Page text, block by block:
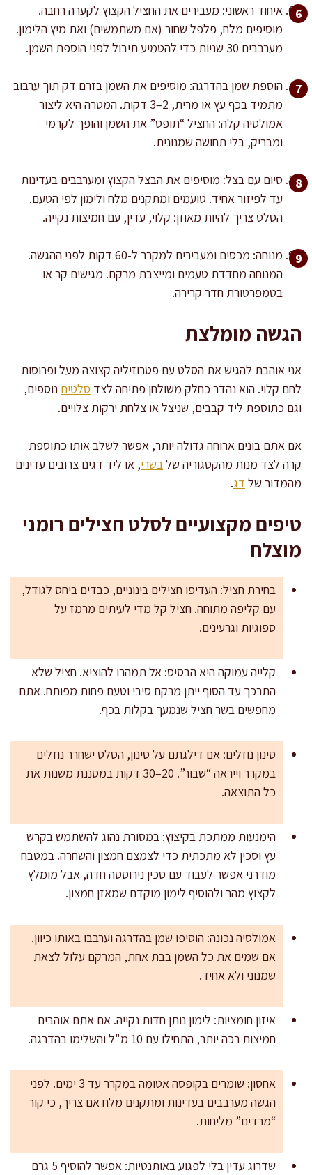
איחוד ראשוני: מעבירים את החציל הקצוץ לקערה רחבה.
מוסיפים מלח, פלפל שחור (אם משתמשים) ואת מיץ הלימון.
מערבבים 30 שניות כדי להטמיע תיבול לפני הוספת השמן.
הוספת שמן בהדרגה: מוסיפים את השמן בזרם דק תוך ערבוב
מתמיד בכף עץ או מרית, 2–3 דקות. המטרה היא ליצור
אמולסיה קלה: החציל “תופס” את השמן והופך לקרמי
ומבריק, בלי תחושה שמנונית.
סיום עם בצל: מוסיפים את הבצל הקצוץ ומערבבים בעדינות
עד לפיזור אחיד. טועמים ומתקנים מלח ולימון לפי הטעם.
הסלט צריך להיות מאוזן: קלוי, עדין, עם חמיצות נקייה.
מנוחה: מכסים ומעבירים למקרר ל-60 דקות לפני ההגשה.
המנוחה מחדדת טעמים ומייצבת מרקם. מגישים קר או
בטמפרטורת חדר קרירה.
הגשה מומלצת
אני אוהבת להגיש את הסלט עם פטרוזיליה קצוצה מעל ופרוסות
לחם קלוי. הוא נהדר כחלק משולחן פתיחה לצד סלטים נוספים,
וגם כתוספת ליד קבבים, שניצל או צלחת ירקות צלויים.
אם אתם בונים ארוחה גדולה יותר, אפשר לשלב אותו כתוספת
קרה לצד מנות מהקטגוריה שלבשרי, או ליד דגים צרובים עדינים
מהמדור של דג.
טיפים מקצועיים לסלט חצילים רומני
מוצלח
בחירת חציל: העדיפו חצילים בינוניים, כבדים ביחס לגודל,
עם קליפה מתוחה. חציל קל מדי לעיתים מרמז על
ספוגיות וגרעינים.
קלייה עמוקה היא הבסיס: אל תמהרו להוציא. חציל שלא
התרכך עד הסוף ייתן מרקם סיבי וטעם פחות מפותח. אתם
מחפשים בשר חציל שנמעך בקלות בכף.
סינון נוזלים: אם דילגתם על סינון, הסלט ישחרר נוזלים
במקרר וייראה “שבור”. 20–30 דקות במסננת משנות את
כל התוצאה.
הימנעות ממתכת בקיצוץ: במסורת נהוג להשתמש בקרש
עץ וסכין לא מתכתית כדי לצמצם חמצון והשחרה. במטבח
מודרני אפשר לעבוד עם סכין נירוסטה חדה, אבל מומלץ
לקצוץ מהר ולהוסיף לימון מוקדם שמאזן חמצון.
אמולסיה נכונה: הוסיפו שמן בהדרגה וערבבו באותו כיוון.
אם שמים את כל השמן בבת אחת, המרקם עלול לצאת
שמנוני ולא אחיד.
איזון חומציות: לימון נותן חדות נקייה. אם אתם אוהבים
חמיצות רכה יותר, התחילו עם 10 מ"ל והשלימו בהדרגה.
אחסון: שומרים בקופסה אטומה במקרר עד 3 ימים. לפני
הגשה מערבבים בעדינות ומתקנים מלח אם צריך, כי קור
“מרדים” מליחות.
שדרוג עדין בלי לפגוע באותנטיות: אפשר להוסיף 5 גרם